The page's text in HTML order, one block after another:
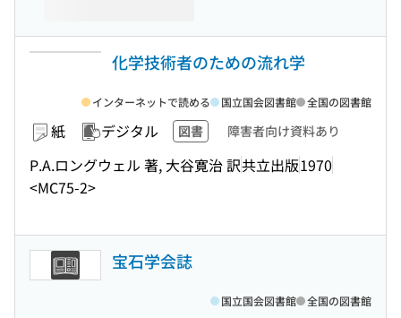
化学技術者のための流れ学
紙 デジタル 図書 障害者向け資料あり
P.A.ロングウェル 著, 大谷寛治 訳共立出版1970
<MC75-2>
インターネットで読める 国立国会図書館 全国の図書館
宝石学会誌
国立国会図書館 全国の図書館